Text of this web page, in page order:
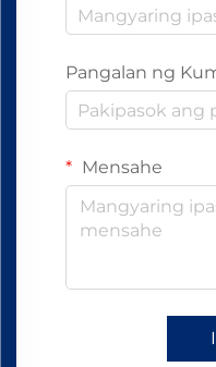
Pangalan ng
Mensahe